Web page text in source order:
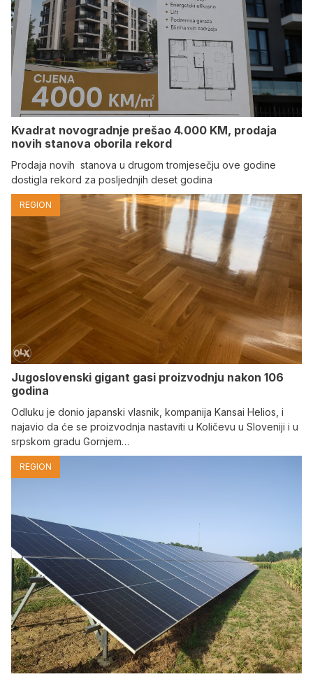
Kvadrat novogradnje prešao 4.000 KM, prodaja
novih stanova oborila rekord
Prodaja novih stanova u drugom tromjesečju ove godine
dostigla rekord za posljednjih deset godina
REGION
Jugoslovenski gigant gasi proizvodnju nakon 106
godina
Odluku je donio japanski vlasnik, kompanija Kansai Helios, i
najavio da će se proizvodnja nastaviti u Količevu u Sloveniji i u
srpskom gradu Gornjem…
REGION